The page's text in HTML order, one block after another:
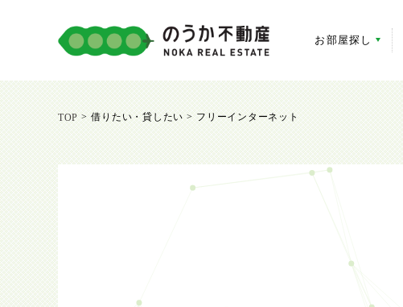
お部屋探し
TOP> 借りたい・貸したい > フリーインターネット